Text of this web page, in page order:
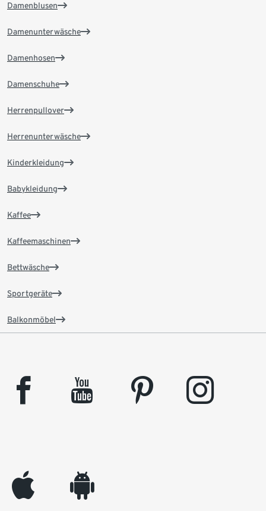
Damenblusen
Damenunterwäsche
Damenhosen
Damenschuhe
Herrenpullover
Herrenunterwäsche
Kinderkleidung
Babykleidung
Kaffee
Kaffeemaschinen
Bettwäsche
Sportgeräte
Balkonmöbel
facebook youtube pinterest instagram
appleinc android